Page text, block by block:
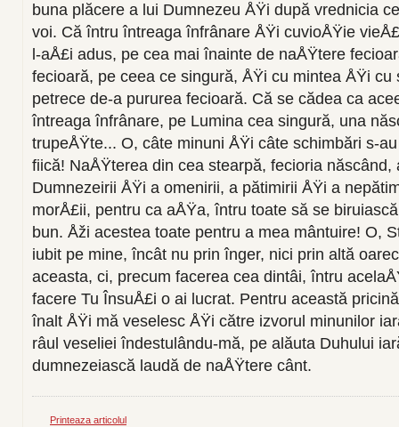
buna plăcere a lui Dumnezeu ÅŸi după vrednicia
voi. Că întru întreaga înfrânare ÅŸi cuvioÅŸie
l-aÅ£i adus, pe cea mai înainte de naÅŸtere
fecioară, pe ceea ce singură, ÅŸi cu min­tea ÅŸi cu
petrece de-a pu­rurea fecioară. Că se cădea ca
întreaga înfrânare, pe Lumina cea singură, una
trupeÅŸte... O, câte minuni ÅŸi câte schimbări s-
fiică! NaÅŸterea din cea stearpă, fe­cioria născând,
Dumnezeirii ÅŸi a omenirii, a pătimirii ÅŸi a
morÅ£ii, pentru ca aÅŸa, întru toate să se
bun. Åži acestea toa­te pentru a mea mântuire! O,
iubit pe mine, încât nu prin înger, nici prin altă
aceasta, ci, precum facerea cea dintâi, întru
facere Tu ÎnsuÅ£i o ai lucrat. Pentru această
înalt ÅŸi mă veselesc ÅŸi către izvorul minunilor
râul veseliei îndestulându-mă, pe alăuta Duhului
dumnezeiască la­udă de naÅŸtere cânt.
Printeaza articolul